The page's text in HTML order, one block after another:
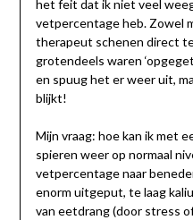
het feit dat ik niet veel
vetpercentage heb. Zowel
therapeut schenen direct
grotendeels waren
en spuug het er weer uit,
blijkt!
Mijn vraag: hoe kan ik met
spieren weer op normaal
vetpercentage naar
enorm uitgeput, te laag
van eetdrang (door stress